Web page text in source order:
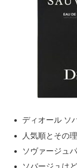
ディオール ソ
人気順とその
ソヴァージュ
ソバージュは